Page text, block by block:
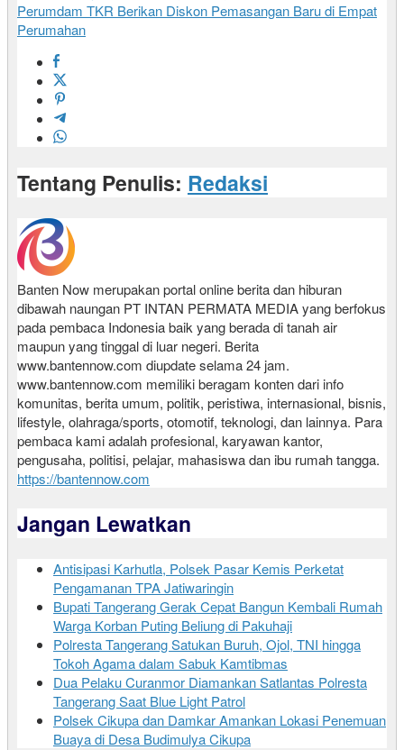
Perumdam TKR Berikan Diskon Pemasangan Baru di Empat
Perumahan
Tentang Penulis: Redaksi
Banten Now merupakan portal online berita dan hiburan
dibawah naungan PT INTAN PERMATA MEDIA yang berfokus
pada pembaca Indonesia baik yang berada di tanah air
maupun yang tinggal di luar negeri. Berita
www.bantennow.com diupdate selama 24 jam.
www.bantennow.com memiliki beragam konten dari info
komunitas, berita umum, politik, peristiwa, internasional, bisnis,
lifestyle, olahraga/sports, otomotif, teknologi, dan lainnya. Para
pembaca kami adalah profesional, karyawan kantor,
pengusaha, politisi, pelajar, mahasiswa dan ibu rumah tangga.
https://bantennow.com
Jangan Lewatkan
Antisipasi Karhutla, Polsek Pasar Kemis Perketat
Pengamanan TPA Jatiwaringin
Bupati Tangerang Gerak Cepat Bangun Kembali Rumah
Warga Korban Puting Beliung di Pakuhaji
Polresta Tangerang Satukan Buruh, Ojol, TNI hingga
Tokoh Agama dalam Sabuk Kamtibmas
Dua Pelaku Curanmor Diamankan Satlantas Polresta
Tangerang Saat Blue Light Patrol
Polsek Cikupa dan Damkar Amankan Lokasi Penemuan
Buaya di Desa Budimulya Cikupa